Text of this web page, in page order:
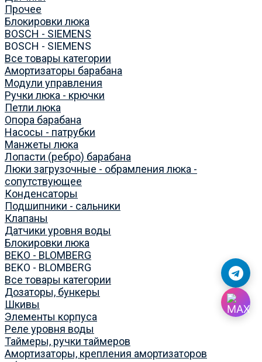
Прочее
Блокировки люка
BOSCH - SIEMENS
BOSCH - SIEMENS
Все товары категории
Амортизаторы барабана
Модули управления
Ручки люка - крючки
Петли люка
Опора барабана
Насосы - патрубки
Манжеты люка
Лопасти (ребро) барабана
Люки загрузочные - обрамления люка -
сопутствующее
Конденсаторы
Подшипники - сальники
Клапаны
Датчики уровня воды
Блокировки люка
BEKO - BLOMBERG
BEKO - BLOMBERG
Все товары категории
Дозаторы, бункеры
Шкивы
Элементы корпуса
Реле уровня воды
Таймеры, ручки таймеров
Амортизаторы, крепления амортизаторов